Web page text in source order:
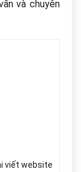
và chuyên
viết website